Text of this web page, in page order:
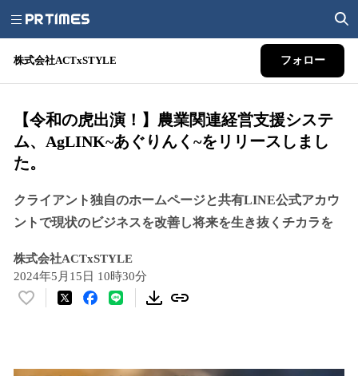
株式会社ACTxSTYLE フォロー
【令和の虎出演！】農業関連経営支援システ
ム、AgLINK~あぐりんく~をリリースしまし
た。
クライアント独自のホームページと共有LINE公式アカウ
ントで現状のビジネスを改善し将来を生き抜くチカラを
株式会社ACTxSTYLE
2024年5月15日 10時30分
い
数